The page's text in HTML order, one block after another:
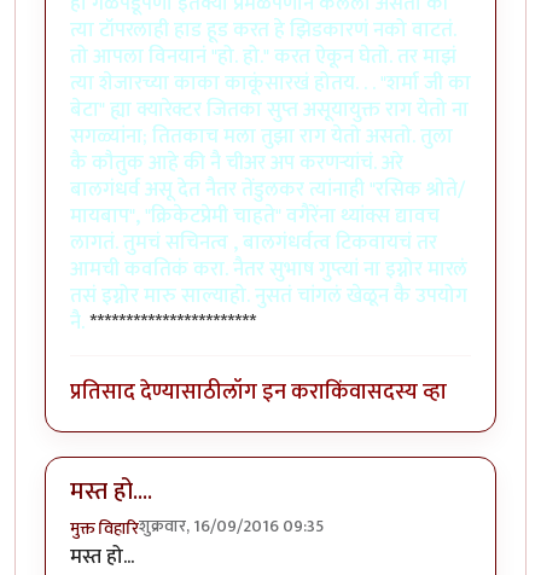
त्या टॉपरलाही हाड हूड करत हे झिडकारणं नको वाटतं.
तो आपला विनयानं "हो. हो." करत ऐकून घेतो. तर माझं
त्या शेजारच्या काका काकूंसारखं होतय. . . "शर्मा जी का
बेटा" ह्या क्यारेक्टर जितका सुप्त असूयायुक्त राग येतो ना
सगळ्यांना; तितकाच मला तुझा राग येतो असतो. तुला
कै कौतुक आहे की नै चीअर अप करणर्‍यांचं. अरे
बालगंधर्व असू देत नैतर तेंडुलकर त्यांनाही "रसिक श्रोते/
मायबाप", "क्रिकेटप्रेमी चाहते" वगैरेंना थ्यांक्स द्यावच
लागतं. तुमचं सचिनत्व , बालगंधर्वत्व टिकवायचं तर
आमची कवतिकं करा. नैतर सुभाष गुप्त्यां ना इग्नोर मारलं
तसं इग्नोर मारु साल्याहो. नुसतं चांगलं खेळून कै उपयोग
नै.***********************
प्रतिसाद देण्यासाठीलॉग इन कराकिंवासदस्य व्हा
मस्त हो....
मुक्त विहारिशुक्रवार, 16/09/2016 09:35
मस्त हो...